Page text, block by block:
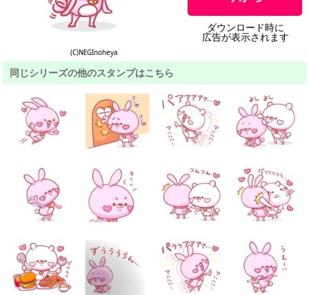
(C)NEGInoheya
ダウンロード時に
広告が表示されます
同じシリーズの他のスタンプはこちら